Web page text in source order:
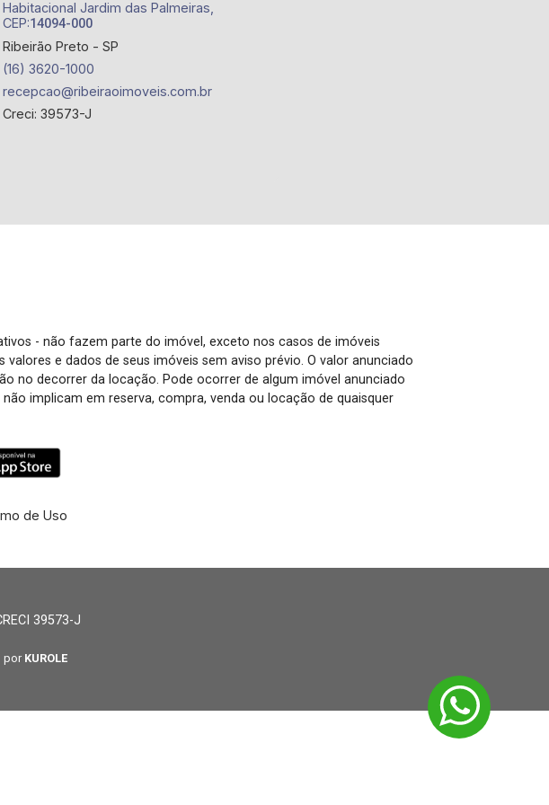
Habitacional Jardim das Palmeiras,
CEP:14094-000
Ribeirão Preto - SP
(16) 3620-1000
recepcao@ribeiraoimoveis.com.br
Creci: 39573-J
- não fazem parte do imóvel, exceto nos casos de imóveis
e dados de seus imóveis sem aviso prévio. O valor anunciado
no decorrer da locação. Pode ocorrer de algum imóvel anunciado
implicam em reserva, compra, venda ou locação de quaisquer
de Uso
39573-J
por KUROLE